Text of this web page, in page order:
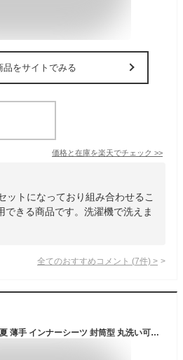
品をサイトでみる
価格と在庫を楽天でチェック >>
ットになっており組み合わせるこ
できる商品です。洗濯機で洗えま
全てのおすすめコメント (7件) >
寝袋 インナーシュラフ 軽量 夏 薄手 インナーシーツ 封筒型 丸洗い可能 コンパクト 収納 シーツ 洗える 防災 緊急時 ボックスシーツ 防災 トラベルシーツ 緊急時 防災グッズ キャンプ用品 車中泊 山小屋泊 収納袋付き 送料無料